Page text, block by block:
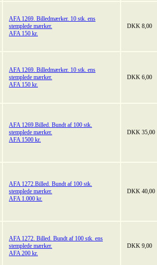
AFA 1269. Billedmærker. 10 stk. ens
stemplede mærker.
AFA 150 kr.
DKK 8,00
AFA 1269. Billedmærker. 10 stk. ens
stemplede mærker.
AFA 150 kr.
DKK 6,00
AFA 1269.Billed. Bundt af 100 stk.
stemplede mærker.
AFA 1500 kr.
DKK 35,00
AFA 1272.Billed. Bundt af 100 stk.
stemplede mærker.
AFA 1.000 kr.
DKK 40,00
AFA 1272. Billed. Bundt af 100 stk. ens
stemplede mærker.
AFA 200 kr.
DKK 9,00